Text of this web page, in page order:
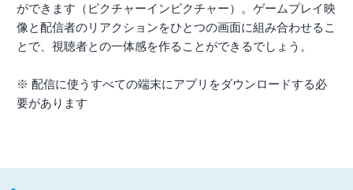
ができます（ピクチャーインピクチャー）。ゲームプレイ映
像と配信者のリアクションをひとつの画面に組み合わせるこ
とで、視聴者との一体感を作ることができるでしょう。
※ 配信に使うすべての端末にアプリをダウンロードする必
要があります